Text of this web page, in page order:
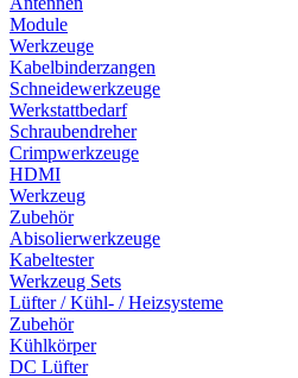
Module
Werkzeuge
Kabelbinderzangen
Schneidewerkzeuge
Werkstattbedarf
Schraubendreher
Crimpwerkzeuge
HDMI
Werkzeug
Zubehör
Abisolierwerkzeuge
Kabeltester
Werkzeug Sets
Lüfter / Kühl- / Heizsysteme
Zubehör
Kühlkörper
DC Lüfter